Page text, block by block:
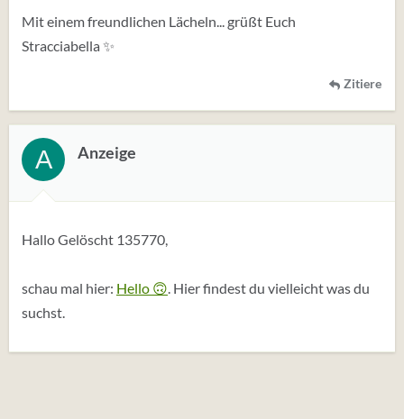
Mit einem freundlichen Lächeln... grüßt Euch
Stracciabella ✨
Zitiere
A Anzeige
Hallo Gelöscht 135770,
schau mal hier: Hello 🙃. Hier findest du vielleicht was du
suchst.